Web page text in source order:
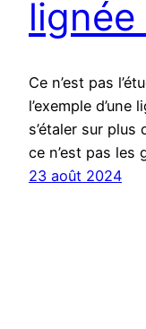
Ce n’est pas
l’exemple
s’étaler sur plus
ce n’est pas les
23 août 2024